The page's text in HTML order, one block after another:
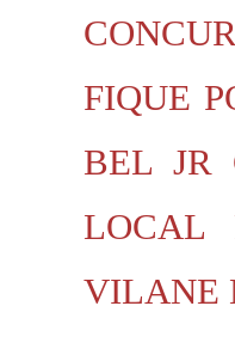
FIQUE
BEL JR
LOCAL
VILANE